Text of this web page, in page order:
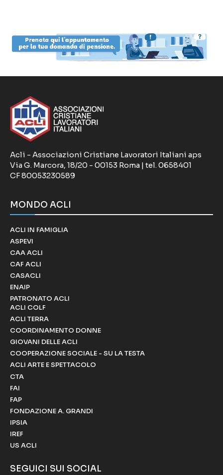
Acli - Associazioni Cristiane Lavoratori Italiani aps
Via G. Marcora, 18/20 - 00153 Roma | tel. 0658401
CF 80053230589
MONDO ACLI
ACLI IN FAMIGLIA
ASPEVI
CAA ACLI
CAF ACLI
CASACLI
ENAIP
PATRONATO ACLI
ACLI COLF
ACLI TERRA
COORDINAMENTO DONNE
GIOVANI DELLE ACLI
COOPERAZIONE SOCIALE - SU LA TESTA
ACLI ARTE E SPETTACOLO
CTA
FAI
FAP
FONDAZIONE A. GRANDI
IPSIA
IREF
US ACLI
SEGUICI SUI SOCIAL